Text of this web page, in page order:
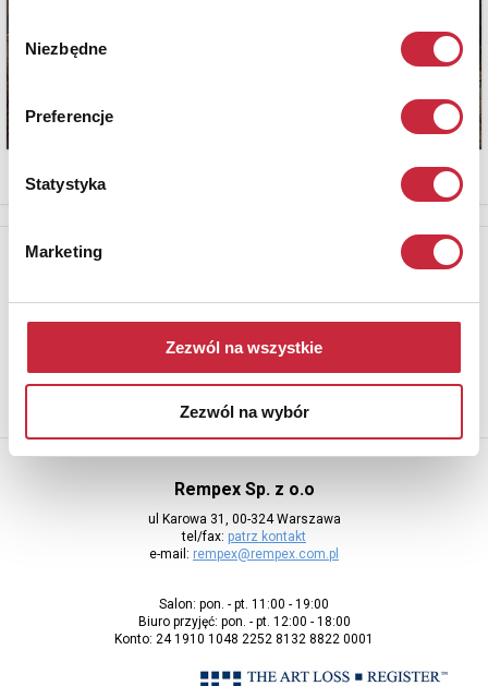
Wybór
zgody
Niezbędne
Preferencje
Statystyka
Marketing
Zezwól na wszystkie
Zezwól na wybór
Rempex Sp. z o.o
ul Karowa 31, 00-324 Warszawa
tel/fax: patrz kontakt
e-mail: rempex@rempex.com.pl
Salon: pon. - pt. 11:00 - 19:00
Biuro przyjęć: pon. - pt. 12:00 - 18:00
Konto: 24 1910 1048 2252 8132 8822 0001